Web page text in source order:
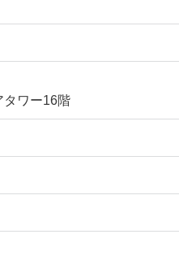
タワー16階